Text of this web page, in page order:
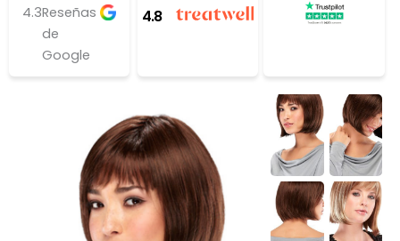
4.3Reseñas
de
Google
4.8